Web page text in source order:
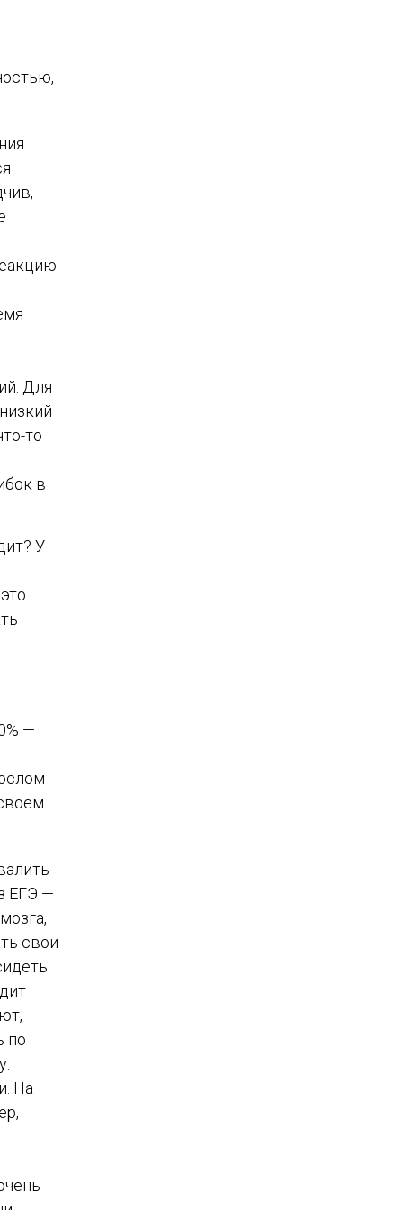
Для
то
в
У
—
ЕГЭ —
свои
по
На